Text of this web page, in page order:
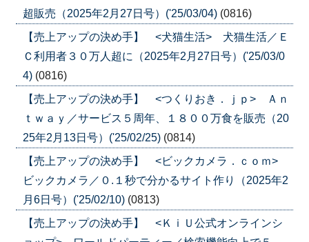
超販売（2025年2月27日号）('25/03/04) (0816)
【売上アップの決め手】 <犬猫生活> 犬猫生活／Ｅ
Ｃ利用者３０万人超に（2025年2月27日号）('25/03/0
4) (0816)
【売上アップの決め手】 <つくりおき．ｊｐ> Ａｎ
ｔｗａｙ／サービス５周年、１８００万食を販売（20
25年2月13日号）('25/02/25) (0814)
【売上アップの決め手】 <ビックカメラ．ｃｏｍ>
ビックカメラ／０.１秒で分かるサイト作り（2025年2
月6日号）('25/02/10) (0813)
【売上アップの決め手】 <ＫｉＵ公式オンラインシ